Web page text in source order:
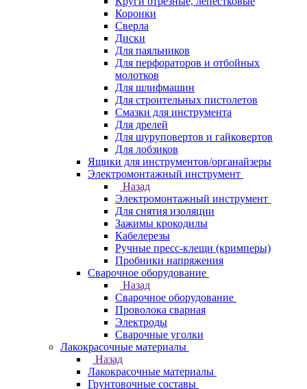
Коронки
Сверла
Диски
Для паяльников
Для перфораторов и отбойных
молотков
Для шлифмашин
Для строительных пистолетов
Смазки для инструмента
Для дрелей
Для шуруповертов и гайковертов
Для лобзиков
Ящики для инструментов/органайзеры
Электромонтажный инструмент
Назад
Электромонтажный инструмент
Для снятия изоляции
Зажимы крокодилы
Кабелерезы
Ручные пресс-клещи (кримперы)
Пробники напряжения
Сварочное оборудование
Назад
Сварочное оборудование
Проволока сварная
Электроды
Сварочные уголки
Лакокрасочные материалы
Назад
Лакокрасочные материалы
Грунтовочные составы